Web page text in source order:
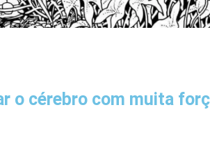
o cérebro com muita